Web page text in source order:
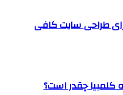
برای طراحی سایت کافی
کلمبیا چقدر است؟